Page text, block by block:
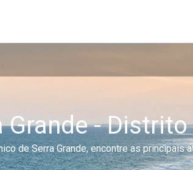
Grande -
de Serra Grande, encontre as